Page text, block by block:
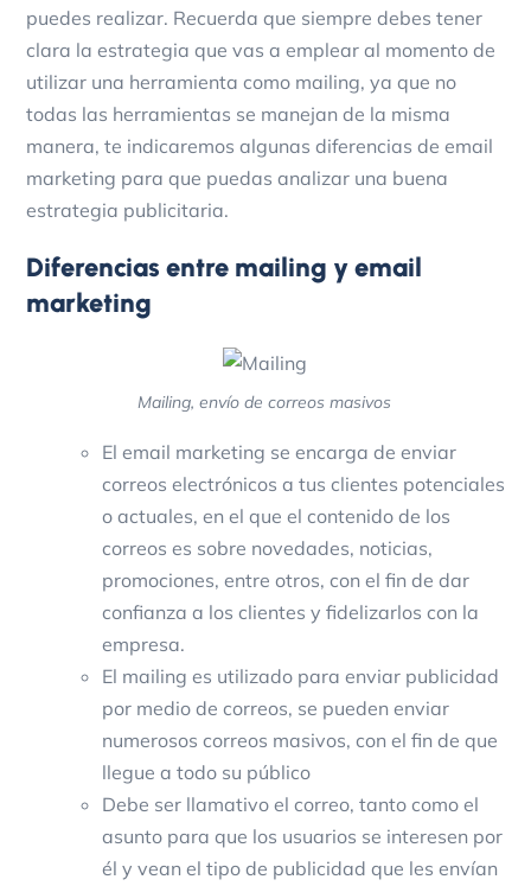
puedes realizar. Recuerda que siempre debes tener
clara la estrategia que vas a emplear al momento de
utilizar una herramienta como mailing, ya que no
todas las herramientas se manejan de la misma
manera, te indicaremos algunas diferencias de email
marketing para que puedas analizar una buena
estrategia publicitaria.
Diferencias entre mailing y email
marketing
Mailing, envío de correos masivos
El email marketing se encarga de enviar
correos electrónicos a tus clientes potenciales
o actuales, en el que el contenido de los
correos es sobre novedades, noticias,
promociones, entre otros, con el fin de dar
confianza a los clientes y fidelizarlos con la
empresa.
El mailing es utilizado para enviar publicidad
por medio de correos, se pueden enviar
numerosos correos masivos, con el fin de que
llegue a todo su público
Debe ser llamativo el correo, tanto como el
asunto para que los usuarios se interesen por
él y vean el tipo de publicidad que les envían